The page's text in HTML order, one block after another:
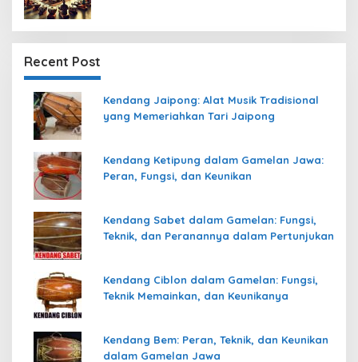
Recent Post
Kendang Jaipong: Alat Musik Tradisional
yang Memeriahkan Tari Jaipong
Kendang Ketipung dalam Gamelan Jawa:
Peran, Fungsi, dan Keunikan
Kendang Sabet dalam Gamelan: Fungsi,
Teknik, dan Peranannya dalam Pertunjukan
Kendang Ciblon dalam Gamelan: Fungsi,
Teknik Memainkan, dan Keunikanya
Kendang Bem: Peran, Teknik, dan Keunikan
dalam Gamelan Jawa